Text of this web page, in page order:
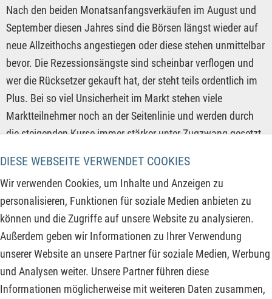
DIESE WEBSEITE VERWENDET COOKIES
Wir verwenden Cookies, um Inhalte und Anzeigen zu
personalisieren, Funktionen für soziale Medien anbieten zu
können und die Zugriffe auf unsere Website zu analysieren.
Außerdem geben wir Informationen zu Ihrer Verwendung
unserer Website an unsere Partner für soziale Medien, Werbung
und Analysen weiter. Unsere Partner führen diese
Informationen möglicherweise mit weiteren Daten zusammen,
Nach den beiden Monatsanfangsverkäufen im August und
September diesen Jahres sind die Börsen längst wieder auf
neue Allzeithochs angestiegen oder diese stehen unmittelbar
bevor. Die Rezessionsängste sind scheinbar verflogen und
wer die Rücksetzer gekauft hat, der steht teils ordentlich im
Plus. Bei so viel Unsicherheit im Markt stehen viele
Marktteilnehmer noch an der Seitenlinie und werden durch
die steigenden Kurse immer stärker unter Zugzwang gesetzt.
Zinsentscheid der FED wieder in den Markt kommen,
könnten sich die derzeitigen Kursanstiege weiter
beschleunigen.
ZUM KOMMENTAR
‹‹ ››